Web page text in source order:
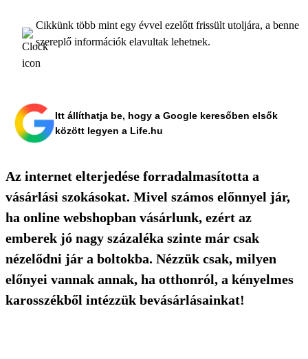
Cikkünk több mint egy évvel ezelőtt frissült utoljára, a benne
szereplő információk elavultak lehetnek.
Itt állíthatja be, hogy a Google keresőben elsők
között legyen a Life.hu
Az internet elterjedése forradalmasította a
vásárlási szokásokat. Mivel számos előnnyel jár,
ha online webshopban vásárlunk, ezért az
emberek jó nagy százaléka szinte már csak
nézelődni jár a boltokba. Nézzük csak, milyen
előnyei vannak annak, ha otthonról, a kényelmes
karosszékből intézzük bevásárlásainkat!